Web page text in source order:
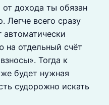
от дохода ты обязан
Легче всего сразу
автоматически
на отдельный счёт
Тогда к
будет нужная
судорожно искать